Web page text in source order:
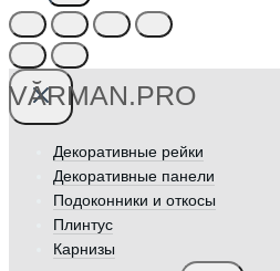
VӐRMAN.PRO
Декоративные рейки
Декоративные панели
Подоконники и откосы
Плинтус
Карнизы